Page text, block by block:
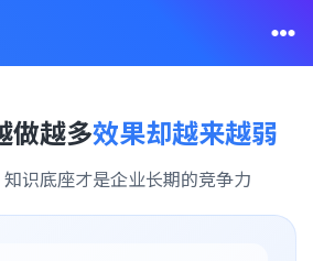
做越多效果却越来越弱
识底座才是企业长期的竞争力